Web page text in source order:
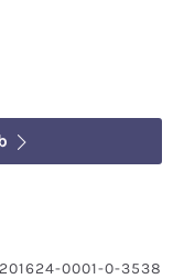
201624-0001-0-3538